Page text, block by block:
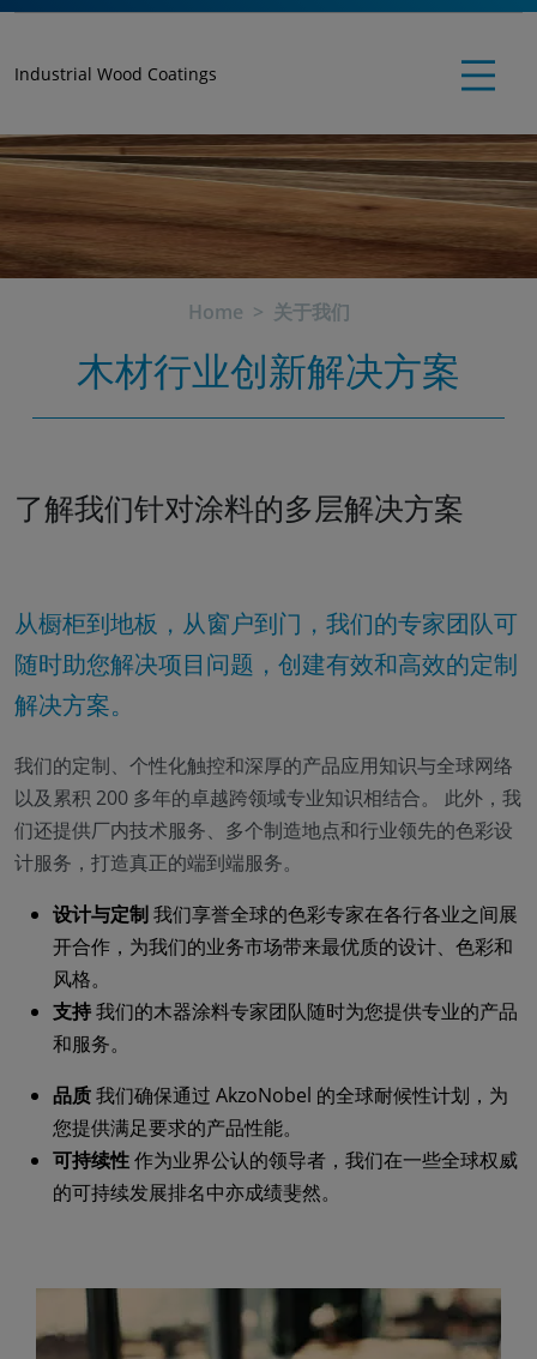
Industrial Wood Coatings
Home 关于我们
木材行业创新解决方案
了解我们针对涂料的多层解决方案
从橱柜到地板，从窗户到门，我们的专家团队可
随时助您解决项目问题，创建有效和高效的定制
解决方案。
我们的定制、个性化触控和深厚的产品应用知识与全球网络
以及累积 200 多年的卓越跨领域专业知识相结合。 此外，我
们还提供厂内技术服务、多个制造地点和行业领先的色彩设
计服务，打造真正的端到端服务。
设计与定制我们享誉全球的色彩专家在各行各业之间展
开合作，为我们的业务市场带来最优质的设计、色彩和
风格。
支持我们的木器涂料专家团队随时为您提供专业的产品
和服务。
品质我们确保通过 AkzoNobel 的全球耐候性计划，为
您提供满足要求的产品性能。
可持续性作为业界公认的领导者，我们在一些全球权威
的可持续发展排名中亦成绩斐然。